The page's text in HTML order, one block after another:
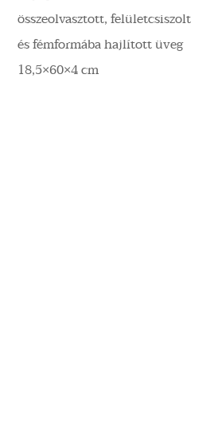
összeolvasztott, felületcsiszolt
és fémformába hajlított üveg
18,5×60×4 cm